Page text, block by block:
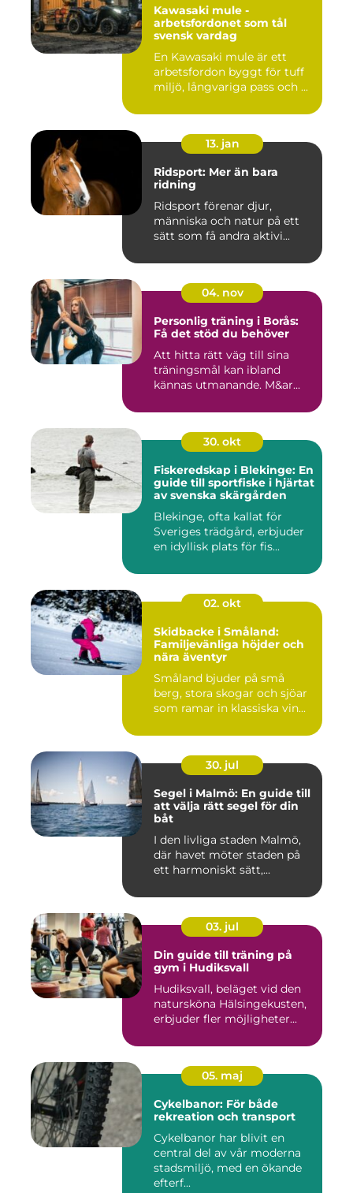
Kawasaki mule -
arbetsfordonet som tål
svensk vardag
En Kawasaki mule är ett
arbetsfordon byggt för tuff
miljö, långvariga pass och ...
13. jan
Ridsport: Mer än bara
ridning
Ridsport förenar djur,
människa och natur på ett
sätt som få andra aktivi...
04. nov
Personlig träning i Borås:
Få det stöd du behöver
Att hitta rätt väg till sina
träningsmål kan ibland
kännas utmanande. M&ar...
30. okt
Fiskeredskap i Blekinge: En
guide till sportfiske i hjärtat
av svenska skärgården
Blekinge, ofta kallat för
Sveriges trädgård, erbjuder
en idyllisk plats för fis...
02. okt
Skidbacke i Småland:
Familjevänliga höjder och
nära äventyr
Småland bjuder på små
berg, stora skogar och sjöar
som ramar in klassiska vin...
30. jul
Segel i Malmö: En guide till
att välja rätt segel för din
båt
I den livliga staden Malmö,
där havet möter staden på
ett harmoniskt sätt,...
03. jul
Din guide till träning på
gym i Hudiksvall
Hudiksvall, beläget vid den
natursköna Hälsingekusten,
erbjuder fler möjligheter...
05. maj
Cykelbanor: För både
rekreation och transport
Cykelbanor har blivit en
central del av vår moderna
stadsmiljö, med en ökande
efterf...